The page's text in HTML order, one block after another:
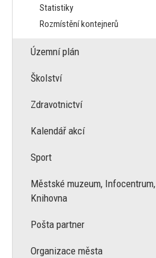
Statistiky
Rozmístění kontejnerů
Územní plán
Školství
Zdravotnictví
Kalendář akcí
Sport
Městské muzeum, Infocentrum,
Knihovna
Pošta partner
Organizace města